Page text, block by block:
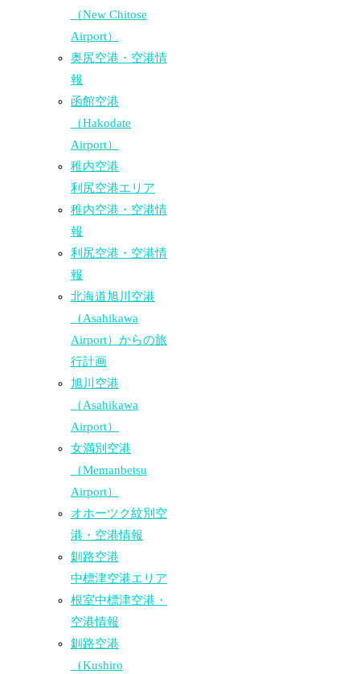
（New Chitose
Airport）
奥尻空港・空港情
報
函館空港
（Hakodate
Airport）
稚内空港
利尻空港エリア
稚内空港・空港情
報
利尻空港・空港情
報
北海道旭川空港
（Asahikawa
Airport）からの旅
行計画
旭川空港
（Asahikawa
Airport）
女満別空港
（Memanbetsu
Airport）
オホーツク紋別空
港・空港情報
釧路空港
中標津空港エリア
根室中標津空港・
空港情報
釧路空港
（Kushiro